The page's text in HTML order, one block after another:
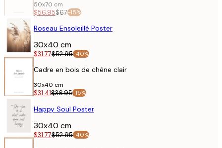
50x70 cm
$56.95$67-15%
AFFICHE
Roseau Ensoleillé Poster
30x40 cm
$31.77$52.95-40%
Cadre en bois de chêne clair
30x40 cm
$31.41$36.95-15%
AFFICHE
Happy Soul Poster
30x40 cm
$31.77$52.95-40%